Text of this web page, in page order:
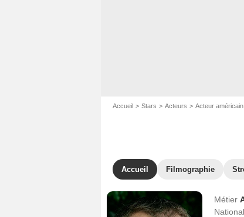
Accueil Stars Acteurs Acteur américain
Accueil Filmographie
Métier